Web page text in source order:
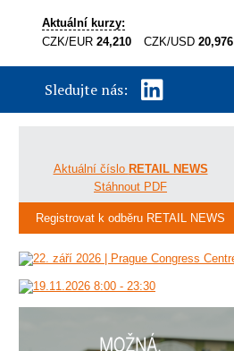
Aktuální kurzy:
CZK/EUR 24,210 CZK/USD 20,976
Sledujte nás:
Aktuální číslo RETAIL NEWS
Stáhnout PDF
Registrovat k odběru RETAIL NEWS